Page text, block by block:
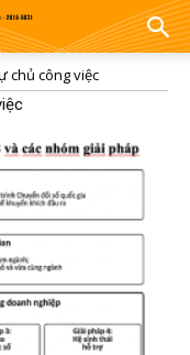
chủ công việc